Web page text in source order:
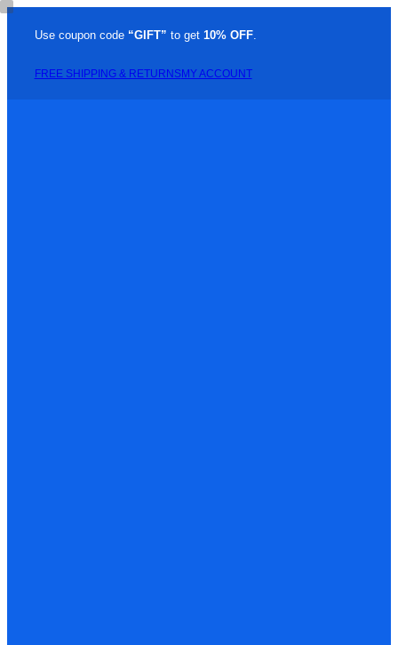
Use coupon code “GIFT” to get 10% OFF.
FREE SHIPPING & RETURNSMY ACCOUNT